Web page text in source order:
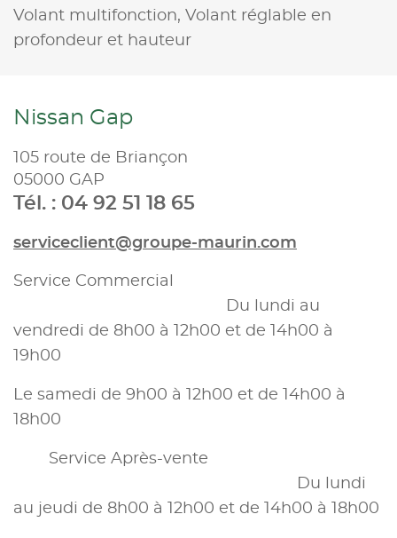
Volant multifonction, Volant réglable en
profondeur et hauteur
Nissan Gap
105 route de Briançon
05000 GAP
Tél. : 04 92 51 18 65
serviceclient@groupe-maurin.com
Service Commercial
Du lundi au
vendredi de 8h00 à 12h00 et de 14h00 à
19h00
Le samedi de 9h00 à 12h00 et de 14h00 à
18h00
Service Après-vente
Du lundi
au jeudi de 8h00 à 12h00 et de 14h00 à 18h00